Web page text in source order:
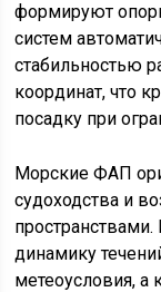
формируют
систем
стабильностью
координат, что
посадку при
Морские ФАП
судоходства и
динамику
метеоусловия, а